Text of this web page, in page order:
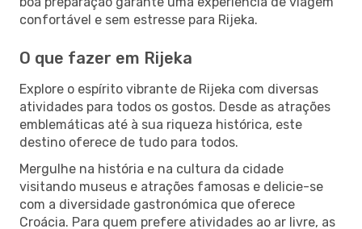
confortável e sem estresse para Rijeka.
O que fazer em Rijeka
Explore o espírito vibrante de Rijeka com diversas
atividades para todos os gostos. Desde as atrações
emblemáticas até à sua riqueza histórica, este
destino oferece de tudo para todos.
Mergulhe na história e na cultura da cidade
visitando museus e atrações famosas e delicie-se
com a diversidade gastronómica que oferece
Croácia. Para quem prefere atividades ao ar livre, as